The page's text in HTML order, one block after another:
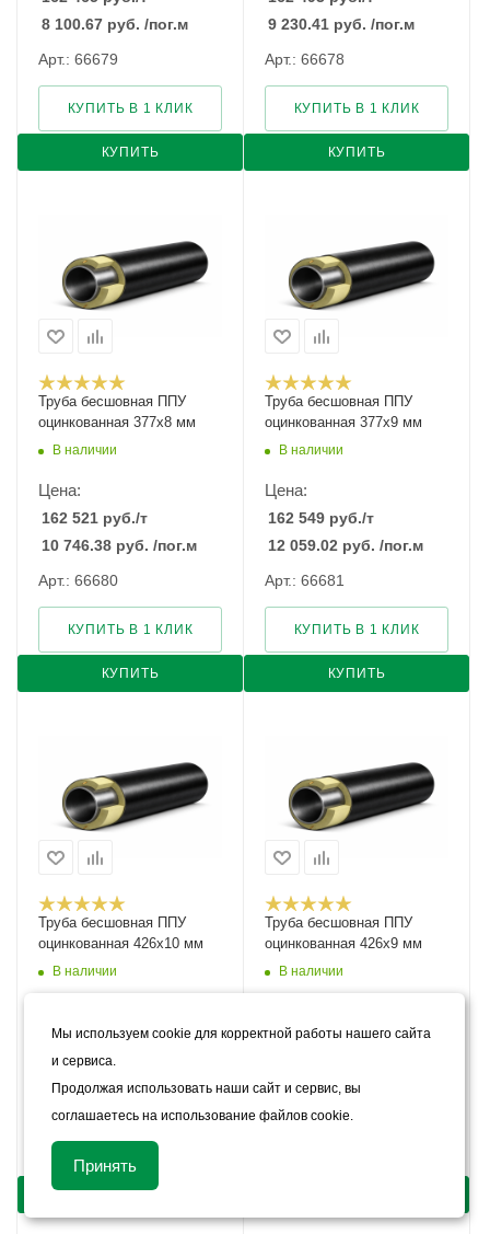
8 100.67 руб. /пог.м
Арт.: 66679
КУПИТЬ
КУПИТЬ В 1 КЛИК
9 230.41 руб. /пог.м
Арт.: 66678
КУПИТЬ
КУПИТЬ В 1 КЛИК
Труба бесшовная ППУ
оцинкованная 377х8 мм
В наличии
Цена:
162 521 руб./т
10 746.38 руб. /пог.м
Арт.: 66680
КУПИТЬ
КУПИТЬ В 1 КЛИК
Труба бесшовная ППУ
оцинкованная 377х9 мм
В наличии
Цена:
162 549 руб./т
12 059.02 руб. /пог.м
Арт.: 66681
КУПИТЬ
КУПИТЬ В 1 КЛИК
Труба бесшовная ППУ
оцинкованная 426х10 мм
В наличии
162 577руб./т
15 149.25
КУПИТЬ
КУПИТЬ В 1 КЛИК
Труба бесшовная ППУ
оцинкованная 426х9 мм
В наличии
162 605руб./т
Мы используем cookie для корректной работы нашего сайта
и сервиса.
Продолжая использовать наши сайт и сервис, вы
соглашаетесь на использование файлов cookie.
Принять